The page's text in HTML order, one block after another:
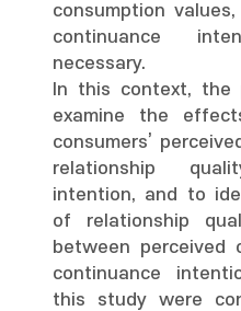
consumption
continuance
necessary.
In this context, the
examine the
consumers’
relationship
intention, and to
of relationship
between perceived
continuance
this study were